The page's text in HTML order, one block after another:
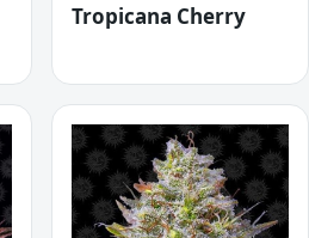
Tropicana Cherry